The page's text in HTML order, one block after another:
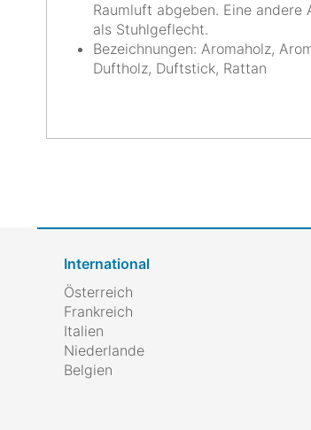
Raumluft abgeben. Eine
als Stuhlgeflecht.
Bezeichnungen: Aromaholz,
Duftholz, Duftstick, Rattan
International
Österreich
Frankreich
Italien
Niederlande
Belgien